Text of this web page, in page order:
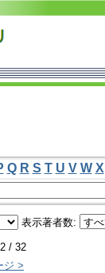
Q R S T U V W X
表示著者数:
/ 32
ジ >